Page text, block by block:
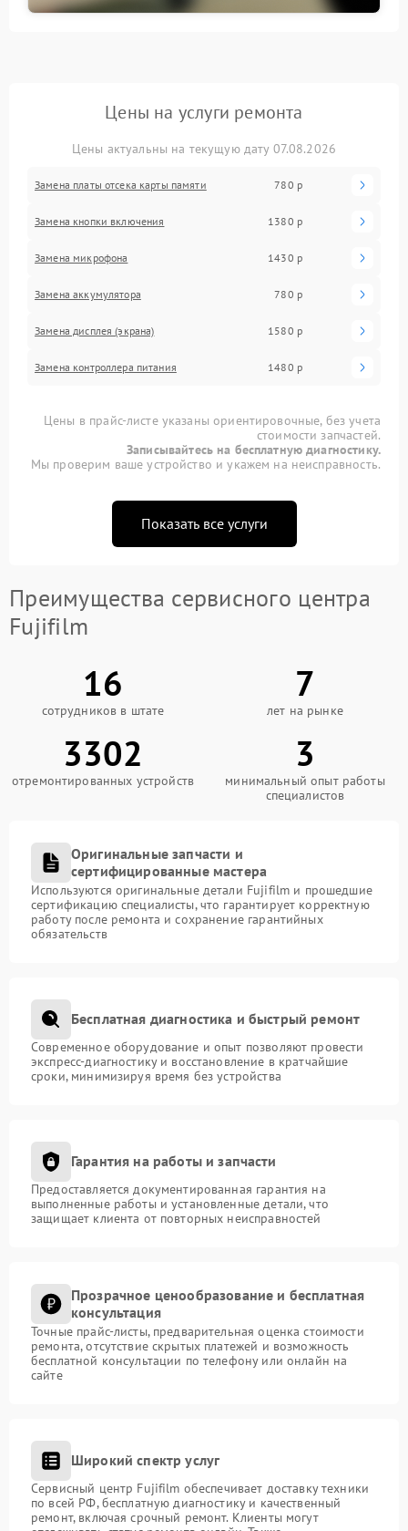
Цены на услуги ремонта
Цены актуальны на текущую дату 07.08.2026
Замена платы отсека карты памяти 780 р
Замена кнопки включения 1380 р
Замена микрофона 1430 р
Замена аккумулятора 780 р
Замена дисплея (экрана) 1580 р
Замена контроллера питания 1480 р
Цены в прайс-листе указаны ориентировочные, без учета
стоимости запчастей.
Записывайтесь на бесплатную диагностику.
Мы проверим ваше устройство и укажем на неисправность.
Показать все услуги
Преимущества сервисного центра
Fujifilm
16
сотрудников в штате
7
лет на рынке
3302
отремонтированных устройств
3
минимальный опыт работы
специалистов
Оригинальные запчасти и
сертифицированные мастера
Используются оригинальные детали Fujifilm и прошедшие
сертификацию специалисты, что гарантирует корректную
работу после ремонта и сохранение гарантийных
обязательств
Бесплатная диагностика и быстрый ремонт
Современное оборудование и опыт позволяют провести
экспресс-диагностику и восстановление в кратчайшие
сроки, минимизируя время без устройства
Гарантия на работы и запчасти
Предоставляется документированная гарантия на
выполненные работы и установленные детали, что
защищает клиента от повторных неисправностей
Прозрачное ценообразование и бесплатная
консультация
Точные прайс-листы, предварительная оценка стоимости
ремонта, отсутствие скрытых платежей и возможность
бесплатной консультации по телефону или онлайн на
сайте
Широкий спектр услуг
Сервисный центр Fujifilm обеспечивает доставку техники
по всей РФ, бесплатную диагностику и качественный
ремонт, включая срочный ремонт. Клиенты могут